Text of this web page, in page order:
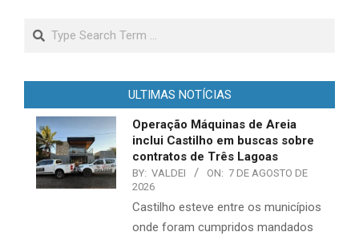
Search
ULTIMAS NOTÍCIAS
Operação Máquinas de Areia
inclui Castilho em buscas sobre
contratos de Três Lagoas
BY: VALDEI ON: 7 DE AGOSTO DE
2026
Castilho esteve entre os municípios
onde foram cumpridos mandados